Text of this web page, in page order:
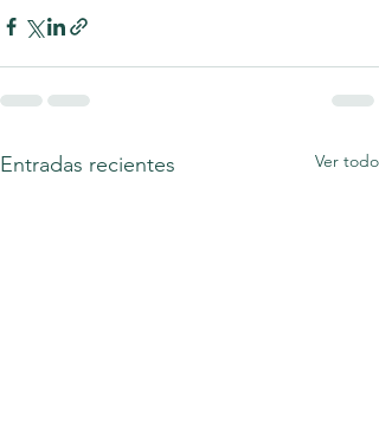
Entradas recientes Ver todo